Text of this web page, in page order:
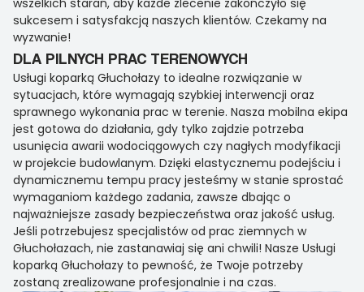
wszelkich starań, aby każde zlecenie zakończyło się
sukcesem i satysfakcją naszych klientów. Czekamy na
wyzwanie!
DLA PILNYCH PRAC TERENOWYCH
Usługi koparką Głuchołazy to idealne rozwiązanie w
sytuacjach, które wymagają szybkiej interwencji oraz
sprawnego wykonania prac w terenie. Nasza mobilna ekipa
jest gotowa do działania, gdy tylko zajdzie potrzeba
usunięcia awarii wodociągowych czy nagłych modyfikacji
w projekcie budowlanym. Dzięki elastycznemu podejściu i
dynamicznemu tempu pracy jesteśmy w stanie sprostać
wymaganiom każdego zadania, zawsze dbając o
najważniejsze zasady bezpieczeństwa oraz jakość usług.
Jeśli potrzebujesz specjalistów od prac ziemnych w
Głuchołazach, nie zastanawiaj się ani chwili! Nasze Usługi
koparką Głuchołazy to pewność, że Twoje potrzeby
zostaną zrealizowane profesjonalnie i na czas.